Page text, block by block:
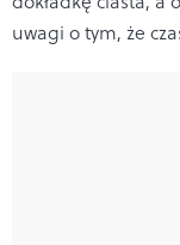
uwagi o tym, że